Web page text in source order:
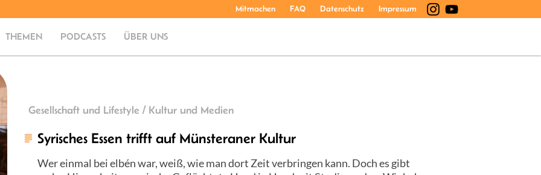
Mitmachen FAQ Datenschutz Impressum
THEMEN PODCASTS ÜBER UNS
Gesellschaft und Lifestyle / Kultur und Medien
Syrisches Essen trifft auf Münsteraner Kultur
Wer einmal bei elbén war, weiß, wie man dort Zeit verbringen kann. Doch es gibt